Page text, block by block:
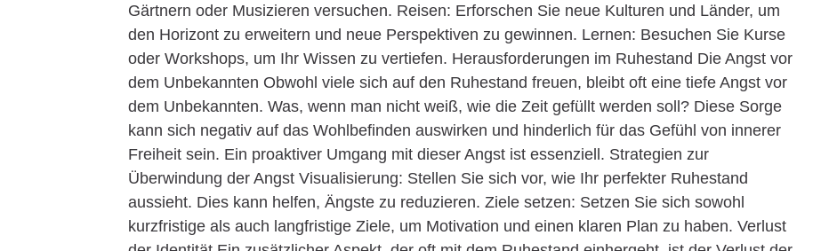
Gärtnern oder Musizieren versuchen. Reisen: Erforschen Sie neue Kulturen und Länder, um
den Horizont zu erweitern und neue Perspektiven zu gewinnen. Lernen: Besuchen Sie Kurse
oder Workshops, um Ihr Wissen zu vertiefen. Herausforderungen im Ruhestand Die Angst vor
dem Unbekannten Obwohl viele sich auf den Ruhestand freuen, bleibt oft eine tiefe Angst vor
dem Unbekannten. Was, wenn man nicht weiß, wie die Zeit gefüllt werden soll? Diese Sorge
kann sich negativ auf das Wohlbefinden auswirken und hinderlich für das Gefühl von innerer
Freiheit sein. Ein proaktiver Umgang mit dieser Angst ist essenziell. Strategien zur
Überwindung der Angst Visualisierung: Stellen Sie sich vor, wie Ihr perfekter Ruhestand
aussieht. Dies kann helfen, Ängste zu reduzieren. Ziele setzen: Setzen Sie sich sowohl
kurzfristige als auch langfristige Ziele, um Motivation und einen klaren Plan zu haben. Verlust